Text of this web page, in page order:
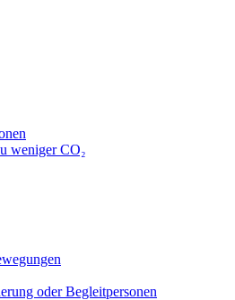
weniger CO₂
oder Begleitpersonen